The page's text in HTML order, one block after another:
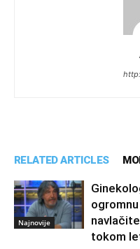
RELATED ARTICLES
Najnovije
tokom